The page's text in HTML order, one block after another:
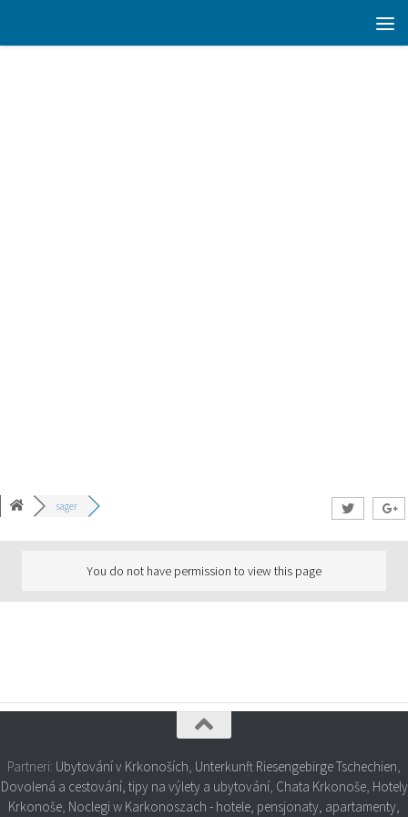
sager
You do not have permission to view this page
Partneri: Ubytování v Krkonoších, Unterkunft Riesengebirge Tschechien,
Dovolená a cestování, tipy na výlety a ubytování, Chata Krkonoše, Hotely
Krkonoše, Noclegi w Karkonoszach - hotele, pensjonaty, apartamenty,